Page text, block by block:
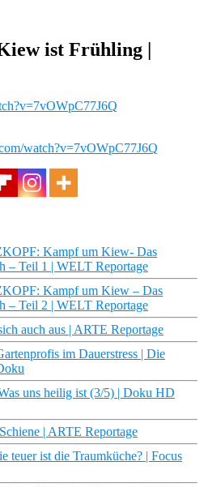
ist Frühling |
watch?v=7vOWpC77J6Q
Kampf um Kiew- Das
– Teil 1 | WELT Reportage
Kampf um Kiew – Das
– Teil 2 | WELT Reportage
auch aus | ARTE Reportage
im Dauerstress | Die
uns heilig ist (3/5) | Doku HD
| ARTE Reportage
teuer ist die Traumküche? | Focus